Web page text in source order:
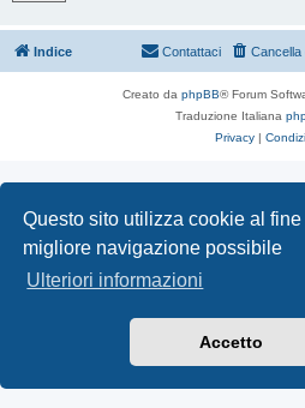
Questo sito utilizza cookie al
migliore navigazione possibile
Ulteriori informazioni
Accetto
Indice Cancella
Contattaci
Creato da phpBB® Forum
Traduzione Italiana
Privacy |